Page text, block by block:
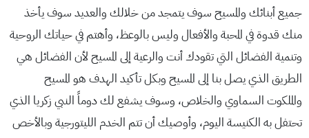
جميع أبنائك والمسيح سوف يتمجد من خلالك والعديد سوف يأخذ
منك قدوة في المحبة والأفعال وليس بالوعظ، وأهتم في حياتك الروحية
وتنمية الفضائل التي تقودك أنت والرعية إلى المسيح لأن الفضائل هي
الطريق الذي يصل بنا إلى المسيح وبكل تأكيد الهدف هو المسيح
والملكوت السماوي والخلاص، وسوف يشفع لك دوماً النبي زكريا الذي
تحتفل به الكنيسة اليوم، وأوصيك أن تتم الخدم الليتورجية وبالأخص